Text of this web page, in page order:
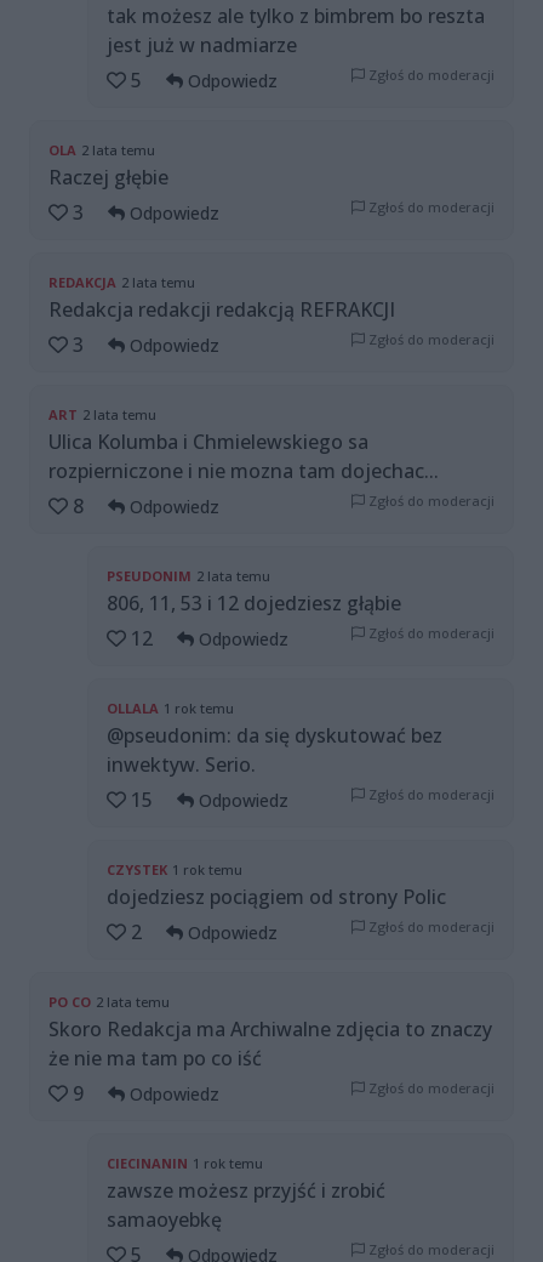
tak możesz ale tylko z bimbrem bo reszta
jest już w nadmiarze
5
Odpowiedz Zgłoś do moderacji
OLA 2 lata temu
Raczej głębie
3
Odpowiedz Zgłoś do moderacji
REDAKCJA 2 lata temu
Redakcja redakcji redakcją REFRAKCJI
3
Odpowiedz Zgłoś do moderacji
ART 2 lata temu
Ulica Kolumba i Chmielewskiego sa
rozpierniczone i nie mozna tam dojechac...
8
Odpowiedz Zgłoś do moderacji
PSEUDONIM 2 lata temu
806, 11, 53 i 12 dojedziesz głąbie
12
Odpowiedz Zgłoś do moderacji
OLLALA 1 rok temu
@pseudonim: da się dyskutować bez
inwektyw. Serio.
15
Odpowiedz Zgłoś do moderacji
CZYSTEK 1 rok temu
dojedziesz pociągiem od strony Polic
2
Odpowiedz Zgłoś do moderacji
PO CO 2 lata temu
Skoro Redakcja ma Archiwalne zdjęcia to znaczy
że nie ma tam po co iść
9
Odpowiedz Zgłoś do moderacji
CIECINANIN 1 rok temu
zawsze możesz przyjść i zrobić
samaoyebkę
5
Odpowiedz Zgłoś do moderacji